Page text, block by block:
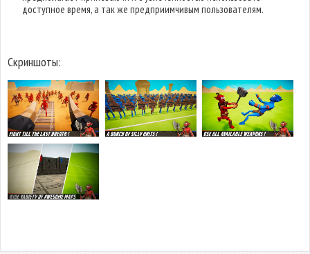
доступное время, а так же предприимчивым пользователям.
Скриншоты: